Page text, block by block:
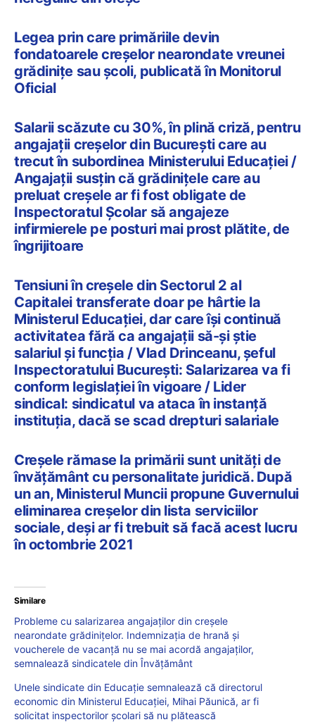
Legea prin care primăriile devin
fondatoarele creșelor nearondate vreunei
grădinițe sau școli, publicată în Monitorul
Oficial
Salarii scăzute cu 30%, în plină criză, pentru
angajații creșelor din București care au
trecut în subordinea Ministerului Educației /
Angajații susțin că grădinițele care au
preluat creșele ar fi fost obligate de
Inspectoratul Școlar să angajeze
infirmierele pe posturi mai prost plătite, de
îngrijitoare
Tensiuni în creșele din Sectorul 2 al
Capitalei transferate doar pe hârtie la
Ministerul Educației, dar care își continuă
activitatea fără ca angajații să-și știe
salariul și funcția / Vlad Drinceanu, șeful
Inspectoratului București: Salarizarea va fi
conform legislației în vigoare / Lider
sindical: sindicatul va ataca în instanță
instituția, dacă se scad drepturi salariale
Creșele rămase la primării sunt unități de
învățământ cu personalitate juridică. După
un an, Ministerul Muncii propune Guvernului
eliminarea creșelor din lista serviciilor
sociale, deși ar fi trebuit să facă acest lucru
în octombrie 2021
Similare
Probleme cu salarizarea angajaților din creșele
nearondate grădinițelor. Indemnizația de hrană și
voucherele de vacanță nu se mai acordă angajaților,
semnalează sindicatele din Învățământ
Unele sindicate din Educație semnalează că directorul
economic din Ministerul Educației, Mihai Păunică, ar fi
solicitat inspectorilor școlari să nu plătească